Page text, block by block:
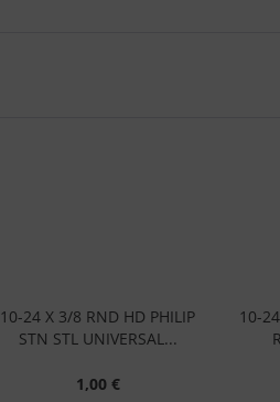
10-24 X 3/8 RND HD PHILIP
STN STL UNIVERSAL...
1,00 €
10-